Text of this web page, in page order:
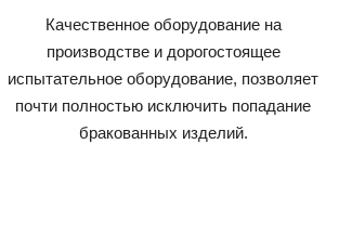
Качественное оборудование на
производстве и дорогостоящее
испытательное оборудование, позволяет
почти полностью исключить попадание
бракованных изделий.